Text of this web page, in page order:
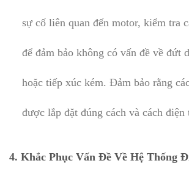
sự cố liên quan đến motor, kiểm tra
để đảm bảo không có vấn đề về đứt
hoặc tiếp xúc kém. Đảm bảo rằng
được lắp đặt đúng cách và cách điện
4. Khắc Phục Vấn Đề Về Hệ Thống